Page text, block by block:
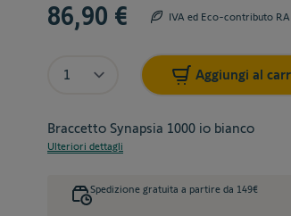
86,90 € IVA ed Eco-contributo
Aggiungi al
Braccetto Synapsia 1000 io bianco
Ulteriori dettagli
Spedizione gratuita a partire da 149€